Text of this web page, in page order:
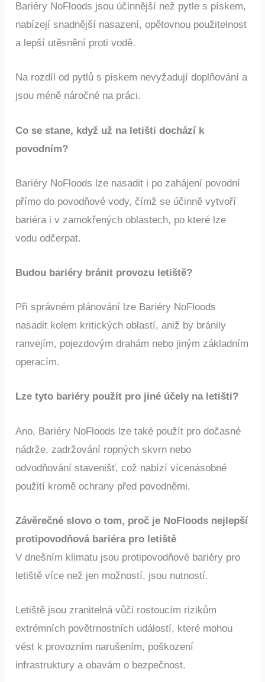
Bariéry NoFloods jsou účinnější než pytle s pískem,
nabízejí snadnější nasazení, opětovnou použitelnost
a lepší utěsnění proti vodě.
Na rozdíl od pytlů s pískem nevyžadují doplňování a
jsou méně náročné na práci.
Co se stane, když už na letišti dochází k
povodním?
Bariéry NoFloods lze nasadit i po zahájení povodní
přímo do povodňové vody, čímž se účinně vytvoří
bariéra i v zamokřených oblastech, po které lze
vodu odčerpat.
Budou bariéry bránit provozu letiště?
Při správném plánování lze Bariéry NoFloods
nasadit kolem kritických oblastí, aniž by bránily
ranvejím, pojezdovým drahám nebo jiným základním
operacím.
Lze tyto bariéry použít pro jiné účely na letišti?
Ano, Bariéry NoFloods lze také použít pro dočasné
nádrže, zadržování ropných skvrn nebo
odvodňování stavenišť, což nabízí vícenásobné
použití kromě ochrany před povodněmi.
Závěrečné slovo o tom, proč je NoFloods nejlepší
protipovodňová bariéra pro letiště
V dnešním klimatu jsou protipovodňové bariéry pro
letiště více než jen možností, jsou nutností.
Letiště jsou zranitelná vůči rostoucím rizikům
extrémních povětrnostních událostí, které mohou
vést k provozním narušením, poškození
infrastruktury a obavám o bezpečnost.